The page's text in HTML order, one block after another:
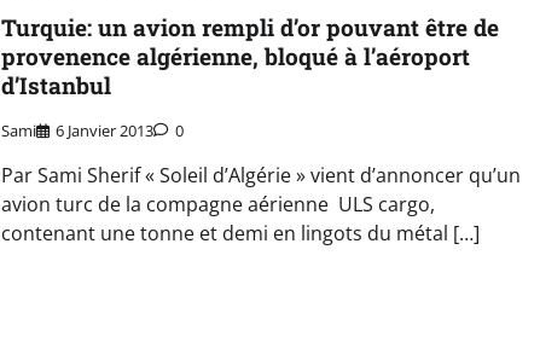
Turquie: un avion rempli d’or pouvant être de
provenence algérienne, bloqué à l’aéroport
d’Istanbul
Sami 6 Janvier 2013 0
Par Sami Sherif « Soleil d’Algérie » vient d’annoncer qu’un
avion turc de la compagne aérienne ULS cargo,
contenant une tonne et demi en lingots du métal […]